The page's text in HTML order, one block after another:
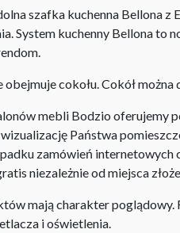
szafka kuchenna Bellona
System kuchenny Bellona to
obejmuje cokołu. Cokół
mebli Bodzio oferujemy
Państwa
zamówień internetowych
niezależnie od miejsca
mają charakter poglądowy.
i oświetlenia.